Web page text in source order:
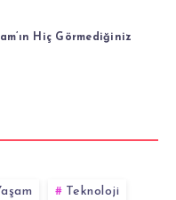
Hiç Görmediğiniz
Teknoloji